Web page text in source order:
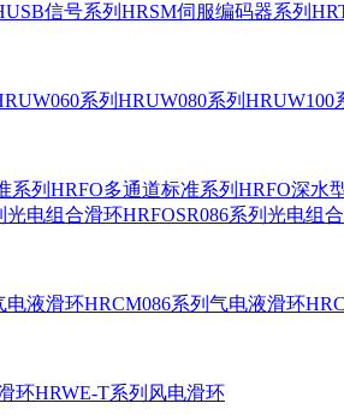
信号系列 HRSM伺服编码器系列
系列 HRUW080系列 HRUW100
系列 HRFO多通道标准系列 HRFO深水
光电组合滑环HRFOSR086系列光电组
电液滑环HRCM086系列气电液滑环
环HRWE-T系列风电滑环